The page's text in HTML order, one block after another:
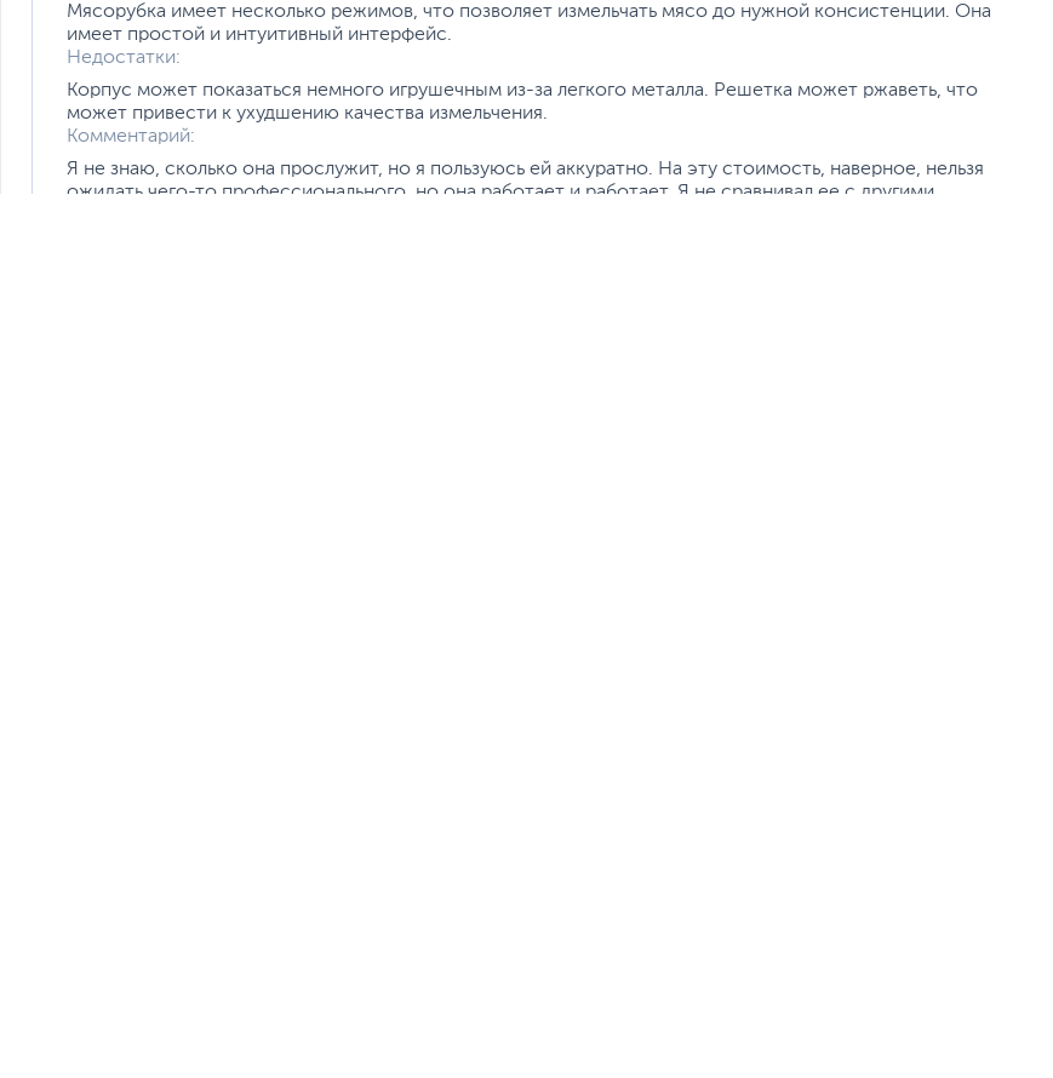
Мясорубка имеет несколько режимов, что позволяет измельчать мясо до нужной консистенции. Она
имеет простой и интуитивный интерфейс.
Недостатки:
Корпус может показаться немного игрушечным из-за легкого металла. Решетка может ржаветь, что
может привести к ухудшению качества измельчения.
Комментарий:
Я не знаю, сколько она прослужит, но я пользуюсь ей аккуратно. На эту стоимость, наверное, нельзя
ожидать чего-то профессионального, но она работает и работает. Я не сравнивал ее с другими